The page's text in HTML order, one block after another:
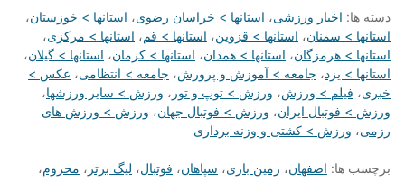
دسته ها: اخبار ورزشی، استانها > خراسان رضوی، استانها > خوزستان،
استانها > سمنان، استانها > قزوین، استانها > قم، استانها > مرکزی،
استانها > هرمزگان، استانها > همدان، استانها > کرمان، استانها > گیلان،
استانها > یزد، جامعه > آموزش و پرورش، جامعه > انتظامی، عکس >
خبری، فیلم > ورزش، ورزش > توپ و تور ، ورزش > سایر ورزشها،
ورزش > فوتبال ایران، ورزش > فوتبال جهان، ورزش > ورزش های
رزمی، ورزش > کشتی و وزنه برداری
برچسب ها: اصفهان، زمین بازی، سپاهان، فوتبال، لیگ برتر ، محروم،